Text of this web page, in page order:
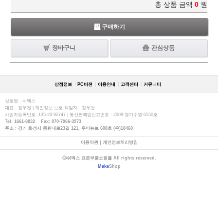
총 상품 금액 0 원
구매하기
장바구니 관심상품
상점정보 PC버젼 이용안내 고객센터 커뮤니티
상호명 : 쉬멕스
대표 : 장우천 | 개인정보 보호 책임자 : 장우천
사업자등록번호 :135-26-92747 | 통신판매업신고번호 : 2009-경기수원-0550호
Tel: 1661-8832 Fax: 070-7966-3573
주소 : 경기 화성시 동탄대로23길 121, 우미뉴브 608호 (우)18468
이용약관| 개인정보처리방침
ⓒ쉬멕스 표준부품쇼핑몰 All rights reserved.
MakeShop